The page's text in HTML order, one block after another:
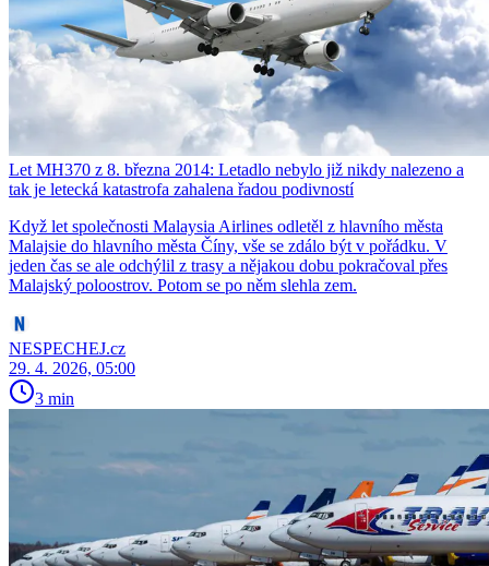
Let MH370 z 8. března 2014: Letadlo nebylo již nikdy nalezeno a
tak je letecká katastrofa zahalena řadou podivností
Když let společnosti Malaysia Airlines odletěl z hlavního města
Malajsie do hlavního města Číny, vše se zdálo být v pořádku. V
jeden čas se ale odchýlil z trasy a nějakou dobu pokračoval přes
Malajský poloostrov. Potom se po něm slehla zem.
NESPECHEJ.cz
29. 4. 2026, 05:00
3 min